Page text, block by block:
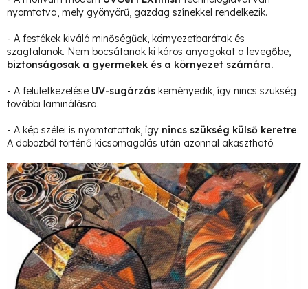
nyomtatva, mely gyönyörű, gazdag színekkel rendelkezik.
- A festékek kiváló minőségűek, környezetbarátak és
szagtalanok. Nem bocsátanak ki káros anyagokat a levegőbe,
biztonságosak a gyermekek és a környezet számára.
- A felületkezelése UV-sugárzás keményedik, így nincs szükség
további laminálásra.
- A kép szélei is nyomtatottak, így nincs szükség külső keretre.
A dobozból történő kicsomagolás után azonnal akasztható.